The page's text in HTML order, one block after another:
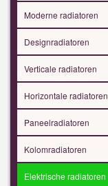
Moderne radiatoren
Designradiatoren
Verticale radiatoren
Horizontale radiatoren
Paneelradiatoren
Kolomradiatoren
Elektrische radiatoren